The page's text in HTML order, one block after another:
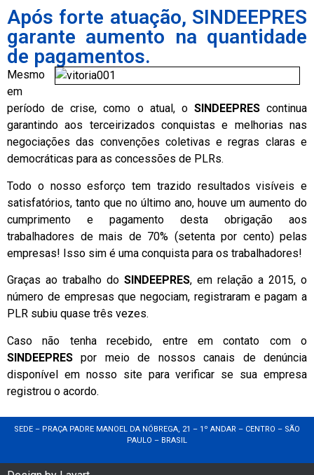
Após forte atuação, SINDEEPRES
garante aumento na quantidade
de pagamentos.
Mesmo
em
período de crise, como o atual, o SINDEEPREScontinua
garantindo aos terceirizados conquistas e melhorias nas
negociações das convenções coletivas e regras claras e
democráticas para as concessões de PLRs.
Todo o nosso esforço tem trazido resultados visíveis e
satisfatórios, tanto que no último ano, houve um aumento do
cumprimento e pagamento desta obrigação aos
trabalhadores de mais de 70% (setenta por cento) pelas
empresas! Isso sim é uma conquista para os trabalhadores!
Graças ao trabalho do SINDEEPRES, em relação a 2015, o
número de empresas que negociam, registraram e pagam a
PLR subiu quase três vezes.
Caso não tenha recebido, entre em contato com o
SINDEEPRES por meio de nossos canais de denúncia
disponível em nosso site para verificar se sua empresa
registrou o acordo.
SEDE – PRAÇA PADRE MANOEL DA NÓBREGA, 21 – 1º ANDAR – CENTRO – SÃO
PAULO – BRASIL